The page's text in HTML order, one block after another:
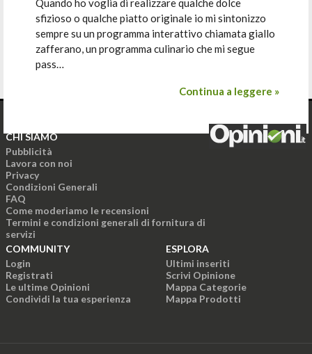
Quando ho voglia di realizzare qualche dolce
sfizioso o qualche piatto originale io mi sintonizzo
sempre su un programma interattivo chiamata giallo
zafferano, un programma culinario che mi segue
pass…
Continua a leggere »
CHI SIAMO
Pubblicità
Lavora con noi
Privacy
Condizioni Generali
FAQ
Come moderiamo le recensioni
Termini e condizioni generali di fornitura di
servizi
COMMUNITY
Login
Registrati
Le ultime Opinioni
Condividi la tua esperienza
ESPLORA
Ultimi inseriti
Scrivi Opinione
Mappa Categorie
Mappa Prodotti